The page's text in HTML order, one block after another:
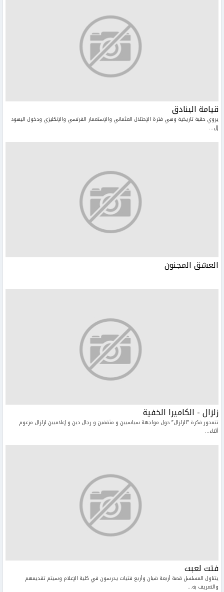
قيامة البنادق
يروي حقبة تاريخية وهي فترة الإحتلال العثماني والإستعمار الفرنسي والإنكليزي ودخول اليهود
إل...
العشق المجنون
زلزال - الكاميرا الخفية
تتمحور فكرة ”الزلزال” حول مواجهة سياسيين و مثقفين و رجال دين و إعلاميين لزلزال مزعوم
أثناء...
فتت لعبت
يتناول المسلسل قصة أربعة شبان وأربع فتيات يدرسون في كلية الإعلام وسيتم تقديمهم
والتعريف به...